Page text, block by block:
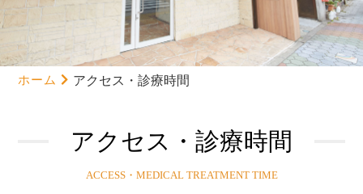
ホーム アクセス・診療時間
アクセス・診療時間
ACCESS・MEDICAL TREATMENT TIME